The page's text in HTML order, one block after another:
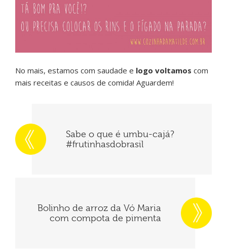
No mais, estamos com saudade e logo voltamos com
mais receitas e causos de comida! Aguardem!
Sabe o que é umbu-cajá?
#frutinhasdobrasil
Bolinho de arroz da Vó Maria
com compota de pimenta